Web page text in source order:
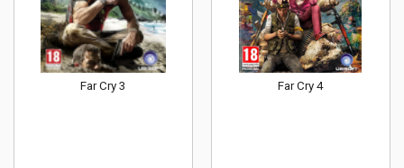
Far Cry 3 Far Cry 4